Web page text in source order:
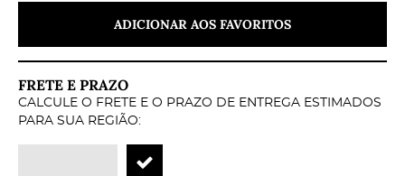
ADICIONAR AOS FAVORITOS
FRETE E PRAZO
CALCULE O FRETE E O PRAZO DE ENTREGA ESTIMADOS
PARA SUA REGIÃO: